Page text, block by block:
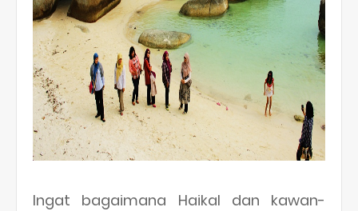
Ingat bagaimana Haikal dan kawan-